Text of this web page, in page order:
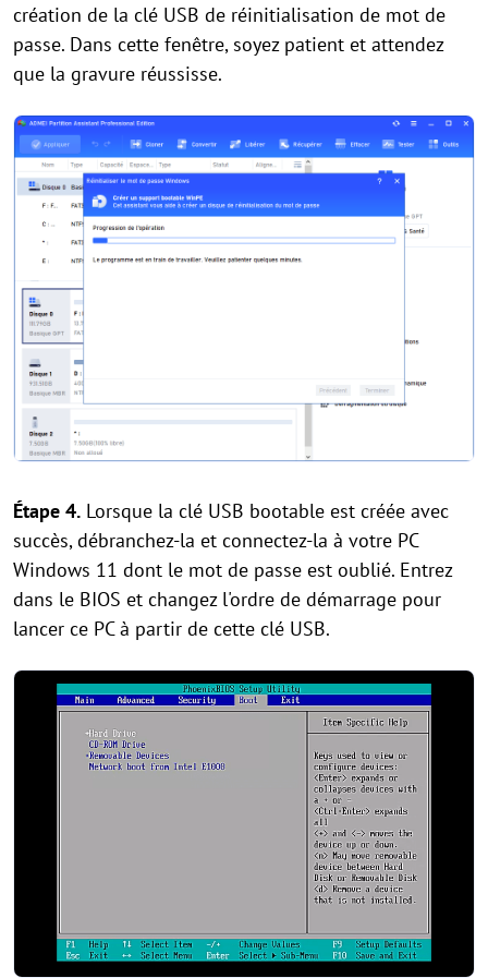
création de la clé USB de réinitialisation de mot de
passe. Dans cette fenêtre, soyez patient et attendez
que la gravure réussisse.
Étape 4. Lorsque la clé USB bootable est créée avec
succès, débranchez-la et connectez-la à votre PC
Windows 11 dont le mot de passe est oublié. Entrez
dans le BIOS et changez l'ordre de démarrage pour
lancer ce PC à partir de cette clé USB.